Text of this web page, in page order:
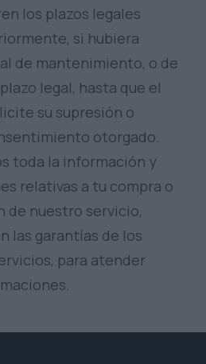
los plazos legales
si hubiera
de mantenimiento, o de
legal, hasta que el
su supresión o
otorgado.
toda la información y
relativas a tu compra o
de nuestro servicio,
las garantías de los
para atender